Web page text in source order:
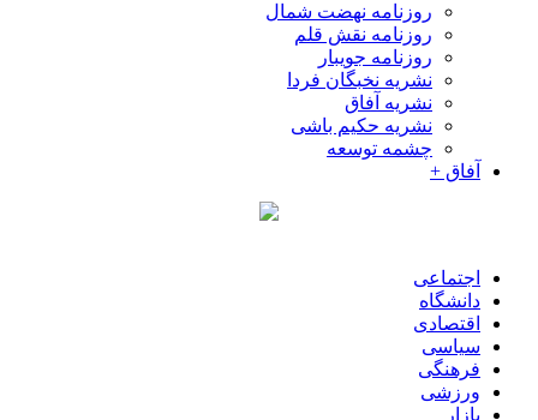
روزنامه نهضت شمال
روزنامه نقش قلم
روزنامه جویبار
نشریه نخبگان فردا
نشریه آفاق
نشریه حکیم باشی
چشمه توسعه
آفاق +
اجتماعی
دانشگاه
اقتصادی
سیاسی
فرهنگی
ورزشی
بازار